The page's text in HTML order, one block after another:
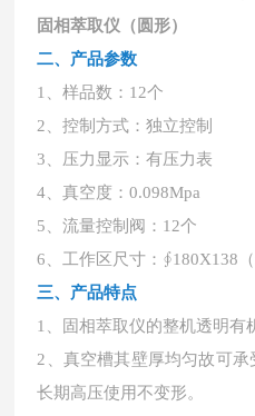
固相萃取仪（圆形）
二、产品参数
1、样品数：12个
2、控制方式：独立控制
3、压力显示：有压力表
4、真空度：0.098Mpa
5、流量控制阀：12个
6、工作区尺寸：∮180X138（
三、产品特点
1、固相萃取仪的整机透明有
2、真空槽其壁厚均匀故可承
长期高压使用不变形。